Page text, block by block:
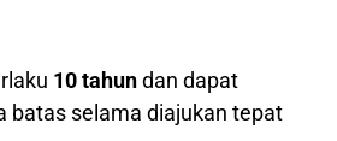
10 tahundan dapat
batas selama diajukan tepat